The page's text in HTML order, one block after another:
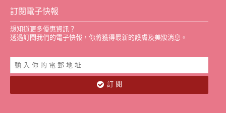
訂閱電子快報
想知道更多優惠資訊？
訂 閱